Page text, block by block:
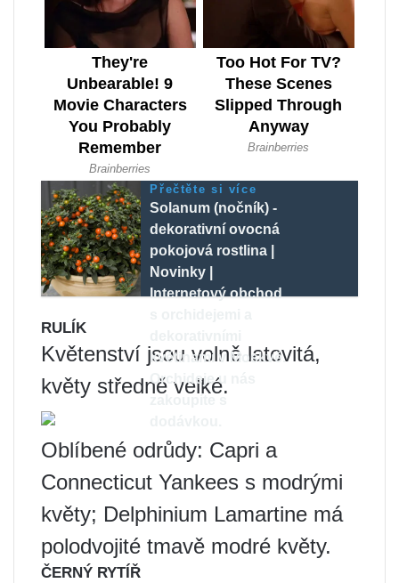
Přečtěte si více
Solanum (nočník) -
dekorativní ovocná
pokojová rostlina |
Novinky |
Internetový obchod
květinami v Moskvě.
Orchideje u nás
RULÍK
Květenství jsou volně latovitá,
květy středně velké.
Oblíbené odrůdy: Capri a
Connecticut Yankees s modrými
květy; Delphinium Lamartine má
polodvojité tmavě modré květy.
ČERNÝ RYTÍŘ